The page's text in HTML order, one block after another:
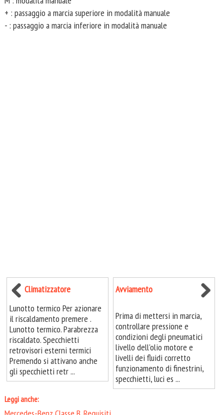
+ : passaggio a marcia superiore in modalità manuale
- : passaggio a marcia inferiore in modalità manuale
Climatizzatore
Lunotto termico Per azionare
il riscaldamento premere .
Lunotto termico. Parabrezza
riscaldato. Specchietti
retrovisori esterni termici
Premendo si attivano anche
gli specchietti retr ...
Avviamento
Prima di mettersi in marcia,
controllare pressione e
condizioni degli pneumatici
livello dell'olio motore e
livelli dei fluidi corretto
funzionamento di finestrini,
specchietti, luci es ...
Leggi anche: